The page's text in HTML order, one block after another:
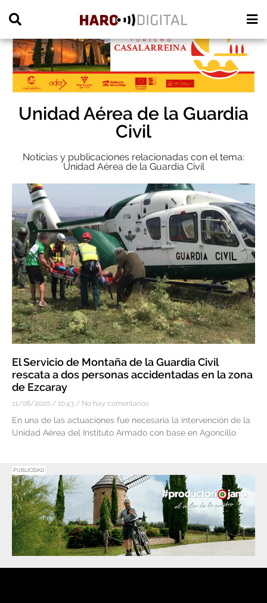
Unidad Aérea de la Guardia
Civil
Noticias y publicaciones relacionadas con el tema:
Unidad Aérea de la Guardia Civil
El Servicio de Montaña de la Guardia Civil
rescata a dos personas accidentadas en la zona
de Ezcaray
11/08/2020 10:43 No hay comentarios
En una de las actuaciones fue necesaria la intervención de la
Unidad Aérea del Instituto Armado con base en Agoncillo
PUBLICIDAD